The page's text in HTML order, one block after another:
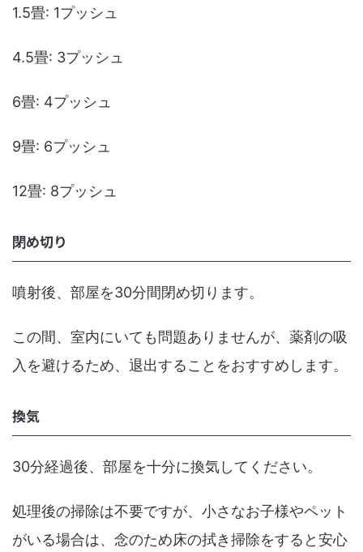
1.5畳: 1プッシュ
4.5畳: 3プッシュ
6畳: 4プッシュ
9畳: 6プッシュ
12畳: 8プッシュ
閉め切り
噴射後、部屋を30分間閉め切ります。
この間、室内にいても問題ありませんが、薬剤の吸
入を避けるため、退出することをおすすめします。
換気
30分経過後、部屋を十分に換気してください。
処理後の掃除は不要ですが、小さなお子様やペット
がいる場合は、念のため床の拭き掃除をすると安心